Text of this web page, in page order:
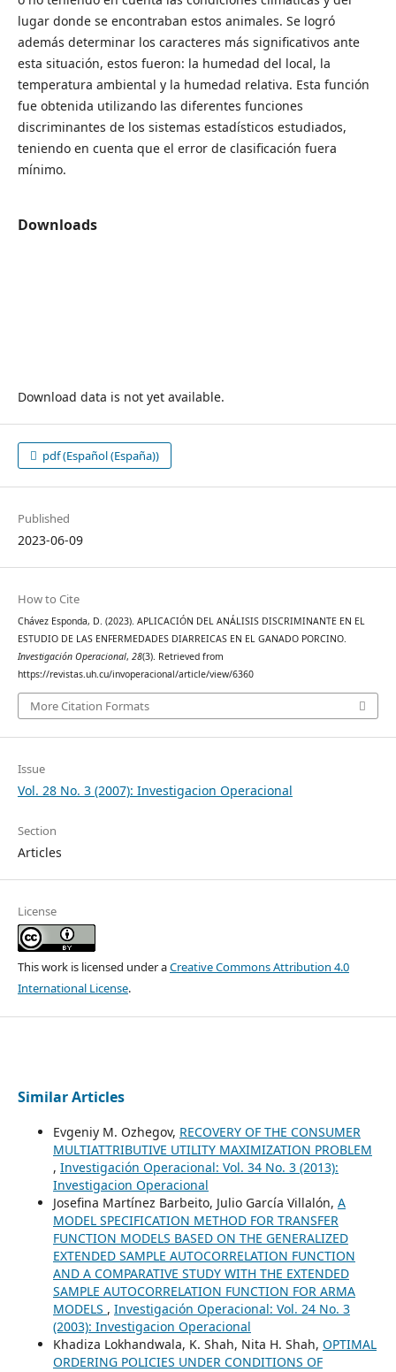
lugar donde se encontraban estos animales. Se logró
además determinar los caracteres más significativos ante
esta situación, estos fueron: la humedad del local, la
temperatura ambiental y la humedad relativa. Esta función
fue obtenida utilizando las diferentes funciones
discriminantes de los sistemas estadísticos estudiados,
teniendo en cuenta que el error de clasificación fuera
mínimo.
Downloads
Download data is not yet available.
pdf (Español (España))
Published
2023-06-09
How to Cite
Chávez Esponda, D. (2023). APLICACIÓN DEL ANÁLISIS DISCRIMINANTE EN EL
ESTUDIO DE LAS ENFERMEDADES DIARREICAS EN EL GANADO PORCINO.
Investigación Operacional, 28(3). Retrieved from
https://revistas.uh.cu/invoperacional/article/view/6360
More Citation Formats
Issue
Vol. 28 No. 3 (2007): Investigacion Operacional
Section
Articles
License
This work is licensed under aCreative Commons Attribution 4.0
International License.
Similar Articles
Evgeniy M. Ozhegov, RECOVERY OF THE CONSUMER
MULTIATTRIBUTIVE UTILITY MAXIMIZATION PROBLEM
, Investigación Operacional: Vol. 34 No. 3 (2013):
Investigacion Operacional
Josefina Martínez Barbeito, Julio García Villalón, A
MODEL SPECIFICATION METHOD FOR TRANSFER
FUNCTION MODELS BASED ON THE GENERALIZED
EXTENDED SAMPLE AUTOCORRELATION FUNCTION
AND A COMPARATIVE STUDY WITH THE EXTENDED
SAMPLE AUTOCORRELATION FUNCTION FOR ARMA
MODELS , Investigación Operacional: Vol. 24 No. 3
(2003): Investigacion Operacional
Khadiza Lokhandwala, K. Shah, Nita H. Shah, OPTIMAL
ORDERING POLICIES UNDER CONDITIONS OF